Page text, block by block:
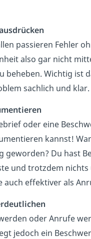
passieren Fehler
also gar nicht
beheben. Wichtig ist
sachlich und klar.
oder eine
kannst!
geworden? Du hast
und trotzdem
auch effektiver als
oder Anrufe
jedoch ein